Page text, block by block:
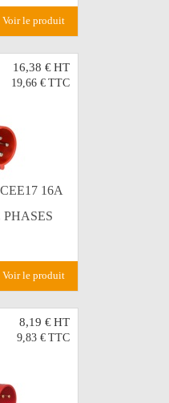
voir le produit
16,38 €HT
19,66 € TTC
16A
voir le produit
8,19 €HT
9,83 € TTC